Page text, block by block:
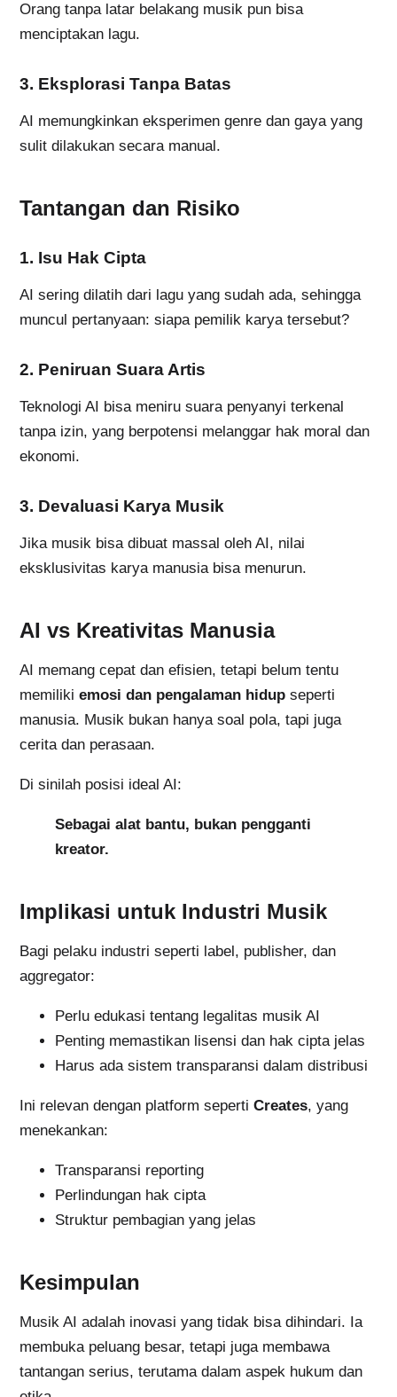
Orang tanpa latar belakang musik pun bisa
menciptakan lagu.
3. Eksplorasi Tanpa Batas
AI memungkinkan eksperimen genre dan gaya yang
sulit dilakukan secara manual.
Tantangan dan Risiko
1. Isu Hak Cipta
AI sering dilatih dari lagu yang sudah ada, sehingga
muncul pertanyaan: siapa pemilik karya tersebut?
2. Peniruan Suara Artis
Teknologi AI bisa meniru suara penyanyi terkenal
tanpa izin, yang berpotensi melanggar hak moral dan
ekonomi.
3. Devaluasi Karya Musik
Jika musik bisa dibuat massal oleh AI, nilai
eksklusivitas karya manusia bisa menurun.
AI vs Kreativitas Manusia
AI memang cepat dan efisien, tetapi belum tentu
memilikiemosi dan pengalaman hidup seperti
manusia. Musik bukan hanya soal pola, tapi juga
cerita dan perasaan.
Di sinilah posisi ideal AI:
Sebagai alat bantu, bukan pengganti
kreator.
Implikasi untuk Industri Musik
Bagi pelaku industri seperti label, publisher, dan
aggregator:
Perlu edukasi tentang legalitas musik AI
Penting memastikan lisensi dan hak cipta jelas
Harus ada sistem transparansi dalam distribusi
Ini relevan dengan platform sepertiCreates, yang
menekankan:
Transparansi reporting
Perlindungan hak cipta
Struktur pembagian yang jelas
Kesimpulan
Musik AI adalah inovasi yang tidak bisa dihindari. Ia
membuka peluang besar, tetapi juga membawa
tantangan serius, terutama dalam aspek hukum dan